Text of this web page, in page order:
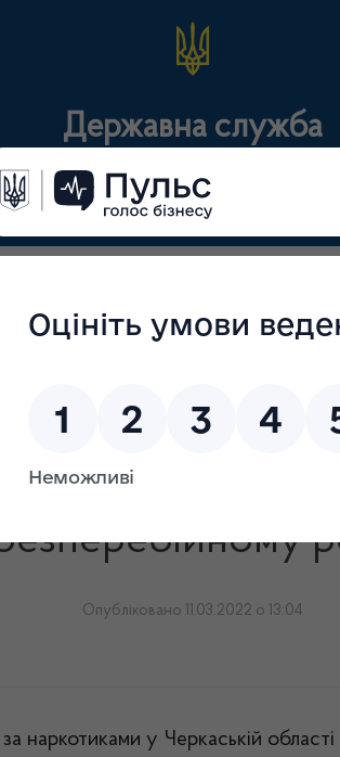
Державна служба
документи Для
торгівля
імпорт
(крім АФІ)
нагляд
(контроль)
закладів м.Черкаси та області, які
м.Черкаси
Опубліковано 11.03.2022 о 13:04
наркотиками у Черкаській